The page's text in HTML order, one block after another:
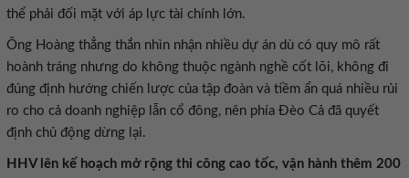
thể phải đối mặt với áp lực tài chính lớn.
Ông Hoàng thẳng thắn nhìn nhận nhiều dự án dù có quy mô rất
hoành tráng nhưng do không thuộc ngành nghề cốt lõi, không đi
đúng định hướng chiến lược của tập đoàn và tiềm ẩn quá nhiều rủi
ro cho cả doanh nghiệp lẫn cổ đông, nên phía Đèo Cả đã quyết
định chủ động dừng lại.
HHV lên kế hoạch mở rộng thi công cao tốc, vận hành thêm 200